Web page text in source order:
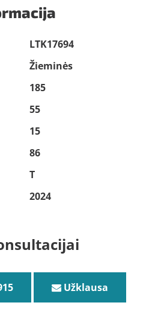
LTK17694
Žieminės
185
55
15
86
T
2024
Užklausa